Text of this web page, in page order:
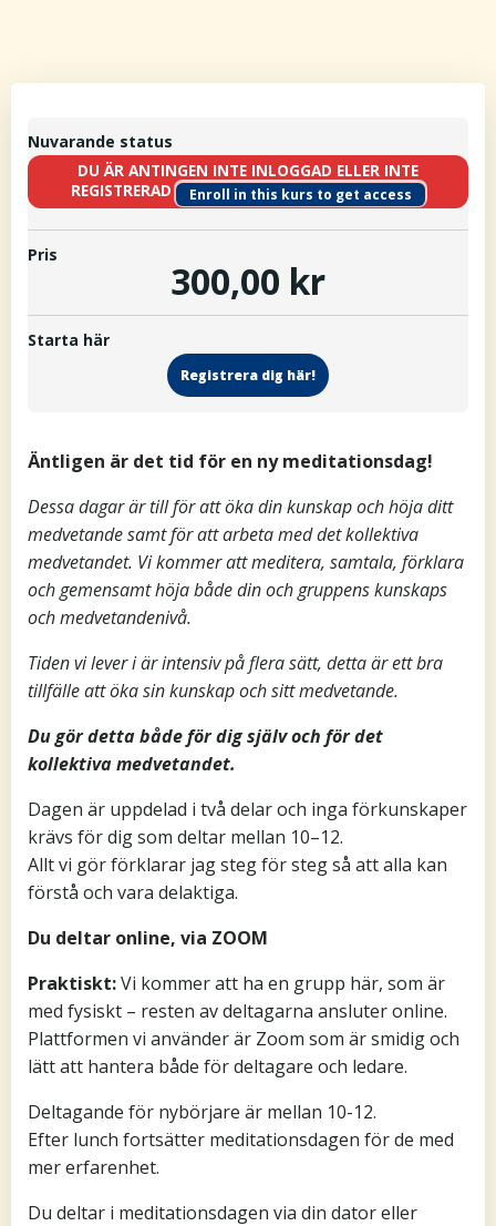
Nuvarande status
DU ÄR ANTINGEN INTE INLOGGAD ELLER INTE
REGISTRERAD
Enroll in this kurs to get access
Pris
300,00 kr
Starta här
Registrera dig här!
Äntligen är det tid för en ny meditationsdag!
Dessa dagar är till för att öka din kunskap och höja ditt
medvetande samt för att arbeta med det kollektiva
medvetandet. Vi kommer att meditera, samtala, förklara
och gemensamt höja både din och gruppens kunskaps
och medvetandenivå.
Tiden vi lever i är intensiv på flera sätt, detta är ett bra
tillfälle att öka sin kunskap och sitt medvetande.
Du gör detta både för dig själv och för det
kollektiva medvetandet.
Dagen är uppdelad i två delar och inga förkunskaper
krävs för dig som deltar mellan 10–12.
Allt vi gör förklarar jag steg för steg så att alla kan
förstå och vara delaktiga.
Du deltar online, via ZOOM
Praktiskt:Vi kommer att ha en grupp här, som är
med fysiskt – resten av deltagarna ansluter online.
Plattformen vi använder är Zoom som är smidig och
lätt att hantera både för deltagare och ledare.
Deltagande för nybörjare är mellan 10-12.
Efter lunch fortsätter meditationsdagen för de med
mer erfarenhet.
Du deltar i meditationsdagen via din dator eller